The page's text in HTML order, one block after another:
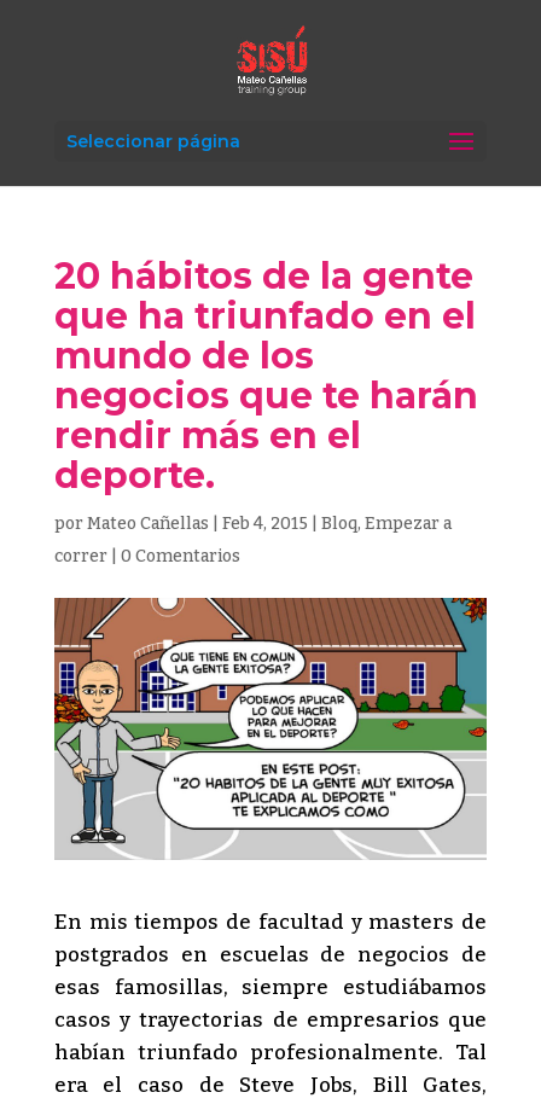
Seleccionar página
20 hábitos de la gente
que ha triunfado en el
mundo de los
negocios que te harán
rendir más en el
deporte.
porMateo Cañellas Feb 4, 2015 Bloq, Empezar a
correr| 0 Comentarios
En mis tiempos de facultad y masters de
postgrados en escuelas de negocios de
esas famosillas, siempre estudiábamos
casos y trayectorias de empresarios que
habían triunfado profesionalmente. Tal
era el caso de Steve Jobs, Bill Gates,